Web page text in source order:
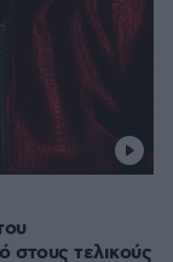
στους τελικούς